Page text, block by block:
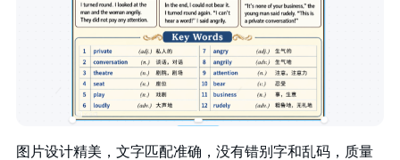
图片设计精美，文字匹配准确，没有错别字和乱码，质量